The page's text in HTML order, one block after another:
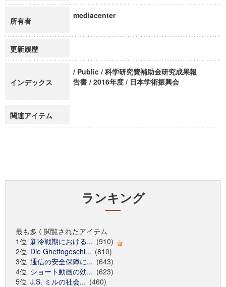
所有者
mediacenter
更新履歴
インデックス
/ Public / 科学研究費補助金研究成果報
告書 / 2016年度 / 日本学術振興会
関連アイテム
ランキング
最も多く閲覧されたアイテム
1位 新冷戦期における... (910)
2位 Die Ghettogeschi... (810)
3位 通信の安全保障に... (643)
4位 ショート動画の効... (623)
5位 J.S. ミルの社会... (460)